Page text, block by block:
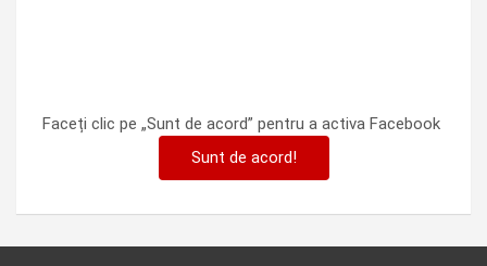
Faceți clic pe „Sunt de acord” pentru a activa Facebook
Sunt de acord!